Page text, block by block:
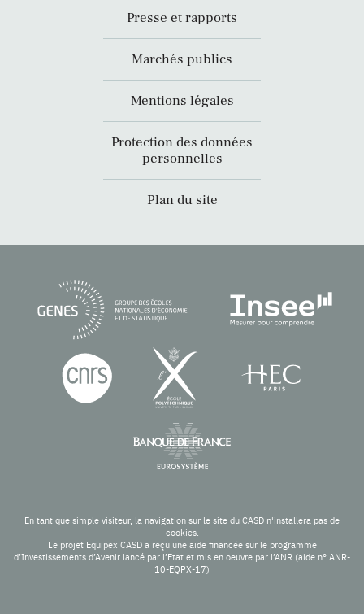
Presse et rapports
Marchés publics
Mentions légales
Protection des données
personnelles
Plan du site
En tant que simple visiteur, la navigation sur le site du CASD n'installera pas de
cookies.
Le projet Equipex CASD a reçu une aide financée sur le programme
d’Investissements d’Avenir lancé par l’Etat et mis en oeuvre par l’ANR (aide n° ANR-
10-EQPX-17)